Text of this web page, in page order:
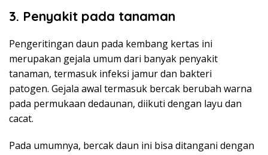
3. Penyakit pada tanaman
Pengeritingan daun pada kembang kertas ini
merupakan gejala umum dari banyak penyakit
tanaman, termasuk infeksi jamur dan bakteri
patogen. Gejala awal termasuk bercak berubah warna
pada permukaan dedaunan, diikuti dengan layu dan
cacat.
Pada umumnya, bercak daun ini bisa ditangani dengan